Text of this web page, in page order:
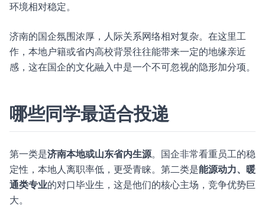
环境相对稳定。
济南的国企氛围浓厚，人际关系网络相对复杂。在这里工
作，本地户籍或省内高校背景往往能带来一定的地缘亲近
感，这在国企的文化融入中是一个不可忽视的隐形加分项。
哪些同学最适合投递
第一类是济南本地或山东省内生源。国企非常看重员工的稳
定性，本地人离职率低，更受青睐。第二类是能源动力、暖
通类专业的对口毕业生，这是他们的核心主场，竞争优势巨
大。